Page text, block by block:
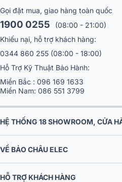
Gọi đặt mua, giao hàng toàn quốc
1900 0255
(08:00 - 21:00)
Khiếu nại, hỗ trợ khách hàng:
0344 860 255 (08:00 - 18:00)
Hỗ Trợ Kỹ Thuật Bảo Hành:
Miền Bắc : 096 169 1633
Miền Nam: 086 551 3799
HỆ THỐNG 18 SHOWROOM, CỬA
VỀ BẢO CHÂU ELEC
HỖ TRỢ KHÁCH HÀNG